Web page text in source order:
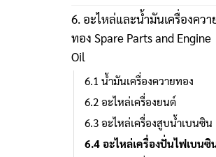
6. อะไหล่และน้ำมันเครื่องควา
ทอง Spare Parts and Engine
Oil
6.1 น้ำมันเครื่องควายทอง
6.2 อะไหล่เครื่องยนต์
6.3 อะไหล่เครื่องสูบน้ำเบนซิน
6.4 อะไหล่เครื่องปั่นไฟเบนซิ